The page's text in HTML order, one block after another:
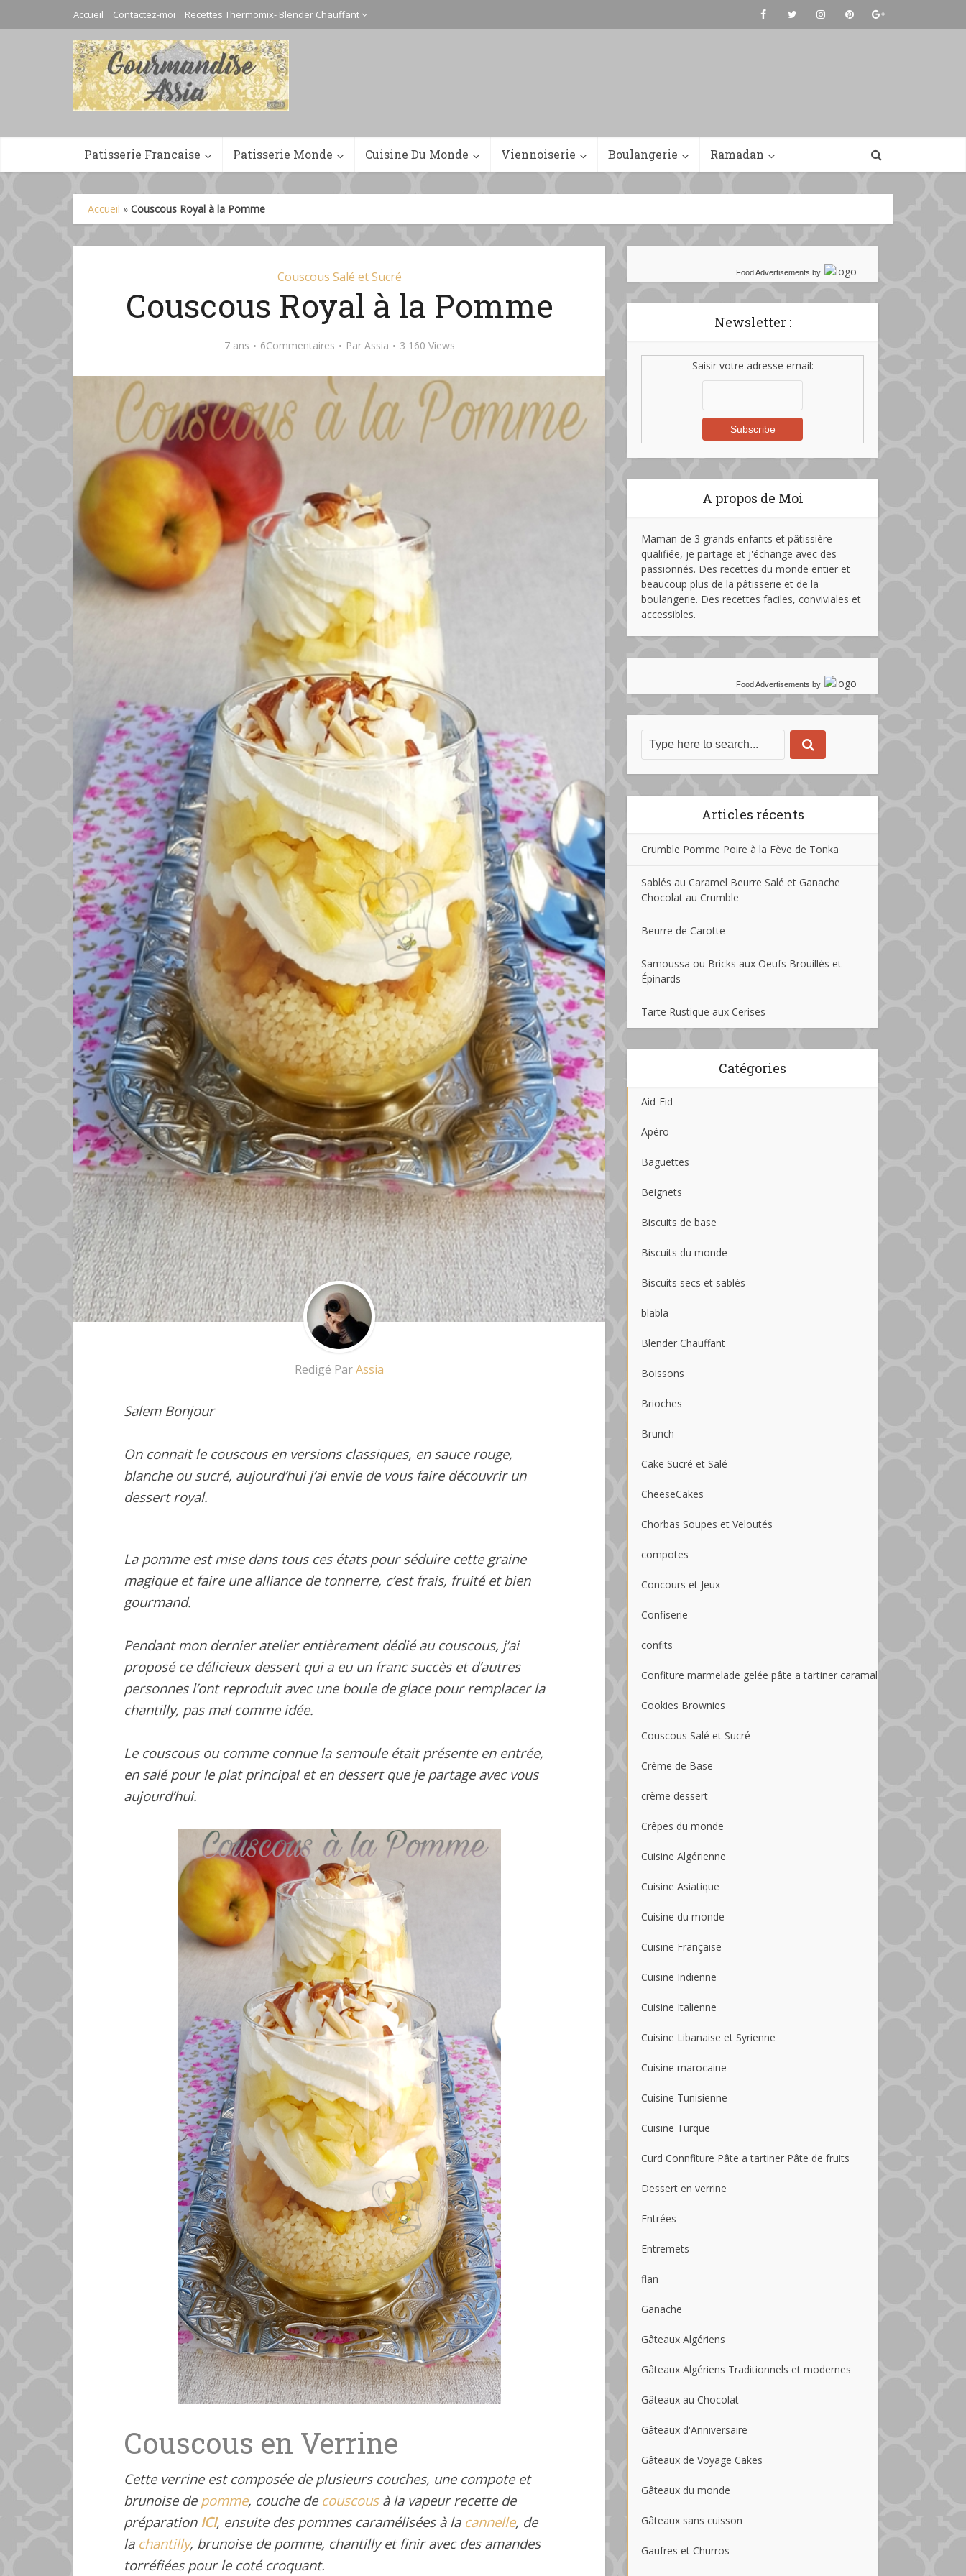
Accueil Contactez-moi Recettes Thermomix- Blender Chauffant
Patisserie Francaise Patisserie Monde Cuisine Du Monde Viennoiserie Boulangerie Ramadan
Accueil » Couscous Royal à la Pomme
Couscous Salé et Sucré
Couscous Royal à la Pomme
7 ans 6Commentaires Par Assia 3 160 Views
Redigé ParAssia
Salem Bonjour
On connait le couscous en versions classiques, en sauce rouge,
blanche ou sucré, aujourd’hui j’ai envie de vous faire découvrir un
dessert royal.
La pomme est mise dans tous ces états pour séduire cette graine
magique et faire une alliance de tonnerre, c’est frais, fruité et bien
gourmand.
Pendant mon dernier atelier entièrement dédié au couscous, j’ai
proposé ce délicieux dessert qui a eu un franc succès et d’autres
personnes l’ont reproduit avec une boule de glace pour remplacer la
chantilly, pas mal comme idée.
Le couscous ou comme connue la semoule était présente en entrée,
en salé pour le plat principal et en dessert que je partage avec vous
aujourd’hui.
Couscous en Verrine
Cette verrine est composée de plusieurs couches, une compote et
brunoise de pomme, couche de couscousà la vapeur recette de
préparation ICI, ensuite des pommes caramélisées à la cannelle, de
la chantilly, brunoise de pomme, chantilly et finir avec des amandes
torréfiées pour le coté croquant.
Food Advertisements by
Newsletter :
Saisir votre adresse email:
A propos de Moi
Maman de 3 grands enfants et pâtissière
qualifiée, je partage et j'échange avec des
passionnés. Des recettes du monde entier et
beaucoup plus de la pâtisserie et de la
boulangerie. Des recettes faciles, conviviales et
accessibles.
Food Advertisements by
Articles récents
Crumble Pomme Poire à la Fève de Tonka
Sablés au Caramel Beurre Salé et Ganache
Chocolat au Crumble
Beurre de Carotte
Samoussa ou Bricks aux Oeufs Brouillés et
Épinards
Tarte Rustique aux Cerises
Catégories
Aid-Eid
Apéro
Baguettes
Beignets
Biscuits de base
Biscuits du monde
Biscuits secs et sablés
blabla
Blender Chauffant
Boissons
Brioches
Brunch
Cake Sucré et Salé
CheeseCakes
Chorbas Soupes et Veloutés
compotes
Concours et Jeux
Confiserie
confits
Confiture marmelade gelée pâte a tartiner caramal
Cookies Brownies
Couscous Salé et Sucré
Crème de Base
crème dessert
Crêpes du monde
Cuisine Algérienne
Cuisine Asiatique
Cuisine du monde
Cuisine Française
Cuisine Indienne
Cuisine Italienne
Cuisine Libanaise et Syrienne
Cuisine marocaine
Cuisine Tunisienne
Cuisine Turque
Curd Connfiture Pâte a tartiner Pâte de fruits
Dessert en verrine
Entrées
Entremets
flan
Ganache
Gâteaux Algériens
Gâteaux Algériens Traditionnels et modernes
Gâteaux au Chocolat
Gâteaux d'Anniversaire
Gâteaux de Voyage Cakes
Gâteaux du monde
Gâteaux sans cuisson
Gaufres et Churros